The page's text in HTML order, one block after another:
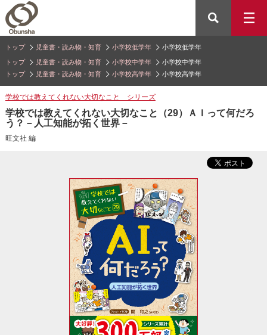
トップ 児童書・読み物・知育 小学校低学年 小学校低学年
トップ 児童書・読み物・知育 小学校中学年
小学校中学年
トップ
児童書・読み物・知育 小学校高学年 小学校高学年
学校では教えてくれない大切なこと シリーズ
学校では教えてくれない大切なこと（29）ＡＩって何だろ
う？－人工知能が拓く世界－
旺文社 編